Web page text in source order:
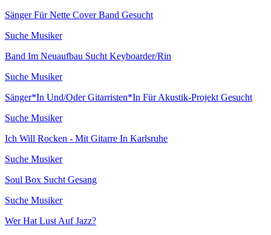
Sänger Für Nette Cover Band Gesucht
Suche Musiker
Band Im Neuaufbau Sucht Keyboarder/Rin
Suche Musiker
Sänger*In Und/Oder Gitarristen*In Für Akustik-Projekt Gesucht
Suche Musiker
Ich Will Rocken - Mit Gitarre In Karlsruhe
Suche Musiker
Soul Box Sucht Gesang
Suche Musiker
Wer Hat Lust Auf Jazz?